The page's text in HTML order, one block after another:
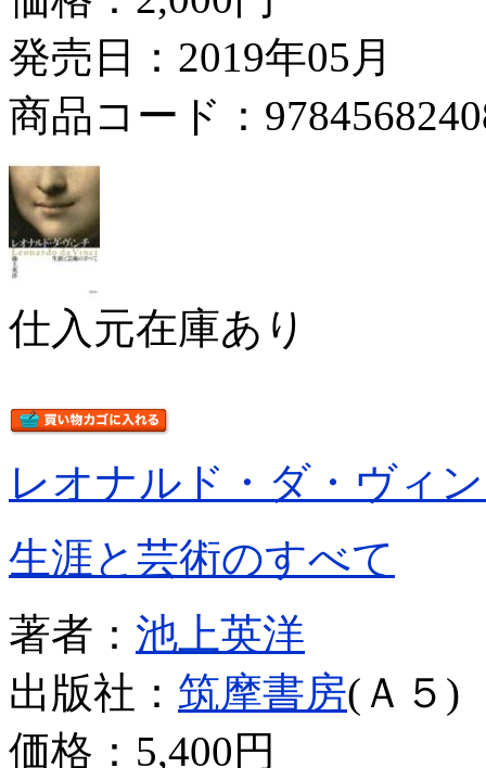
発売日：2019年05月
商品コード：
仕入元在庫あり
レオナルド・ダ・ヴィ
生涯と芸術のすべて
著者： 池上英洋
出版社： 筑摩書房(Ａ５)
価格： 5,400円